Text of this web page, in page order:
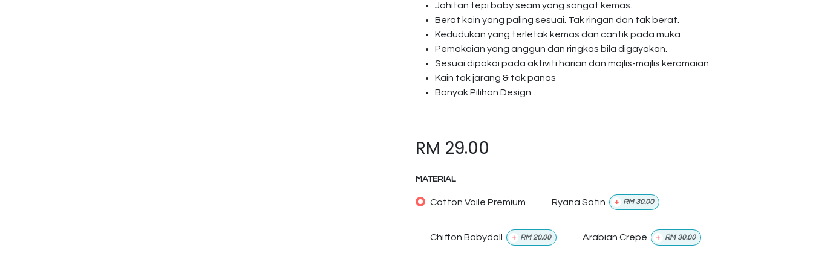
Jahitan tepi baby seam yang sangat kemas.
Berat kain yang paling sesuai. Tak ringan dan tak berat.
Kedudukan yang terletak kemas dan cantik pada muka
Pemakaian yang anggun dan ringkas bila digayakan.
Sesuai dipakai pada aktiviti harian dan majlis-majlis keramaian.
Kain tak jarang & tak panas
Banyak Pilihan Design
RM 29.00
MATERIAL
Cotton Voile Premium Ryana Satin + RM 30.00
Chiffon Babydoll + RM 20.00 Arabian Crepe + RM 30.00